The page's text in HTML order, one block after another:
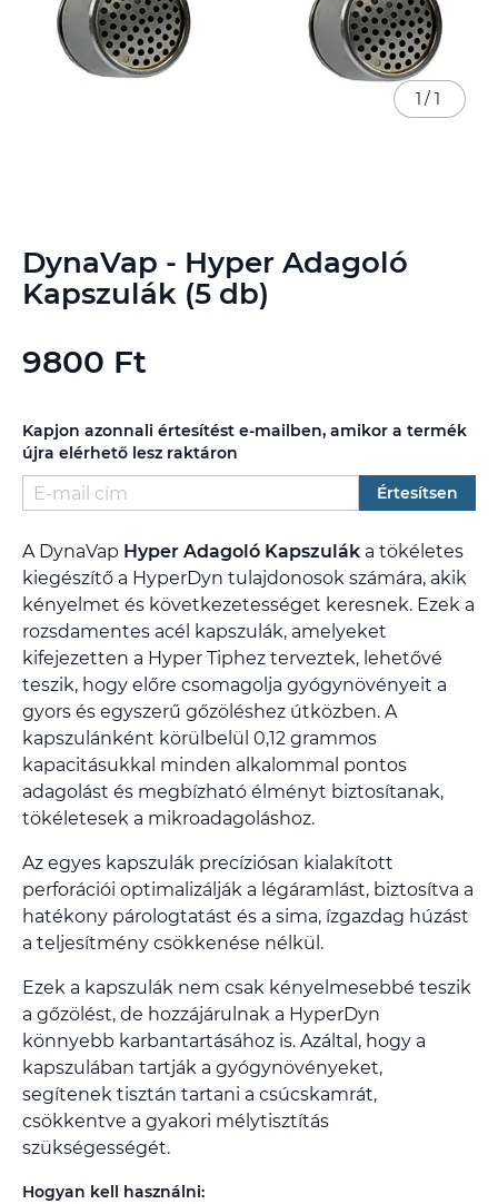
DynaVap - Hyper Adagoló
Kapszulák (5 db)
9800 Ft
Kapjon azonnali értesítést e-mailben, amikor a termék
újra elérhető lesz raktáron
Értesítsen
A DynaVap Hyper Adagoló Kapszulák a tökéletes
kiegészítő a HyperDyn tulajdonosok számára, akik
kényelmet és következetességet keresnek. Ezek a
rozsdamentes acél kapszulák, amelyeket
kifejezetten a Hyper Tiphez terveztek, lehetővé
teszik, hogy előre csomagolja gyógynövényeit a
gyors és egyszerű gőzöléshez útközben. A
kapszulánként körülbelül 0,12 grammos
kapacitásukkal minden alkalommal pontos
adagolást és megbízható élményt biztosítanak,
tökéletesek a mikroadagoláshoz.
Az egyes kapszulák precíziósan kialakított
perforációi optimalizálják a légáramlást, biztosítva a
hatékony párologtatást és a sima, ízgazdag húzást
a teljesítmény csökkenése nélkül.
Ezek a kapszulák nem csak kényelmesebbé teszik
a gőzölést, de hozzájárulnak a HyperDyn
könnyebb karbantartásához is. Azáltal, hogy a
kapszulában tartják a gyógynövényeket,
segítenek tisztán tartani a csúcskamrát,
csökkentve a gyakori mélytisztítás
szükségességét.
Hogyan kell használni:
1 / 1
a
képgaléria
elejére